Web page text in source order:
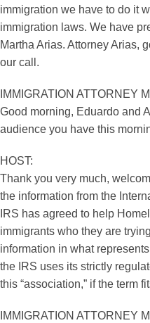
immigration we have to do it
immigration laws. We have
Martha Arias. Attorney Arias,
our call.
IMMIGRATION ATTORNEY
Good morning, Eduardo and
audience you have this
HOST:
Thank you very much,
the information from the
IRS has agreed to help
immigrants who they are
information in what
the IRS uses its strictly
this “association,” if the term
IMMIGRATION ATTORNEY